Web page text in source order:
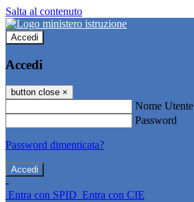
Salta al contenuto
Accedi
Accedi
button close ×
Nome Utente
Password
Password dimenticata?
-
Entra con SPID Entra con CIE